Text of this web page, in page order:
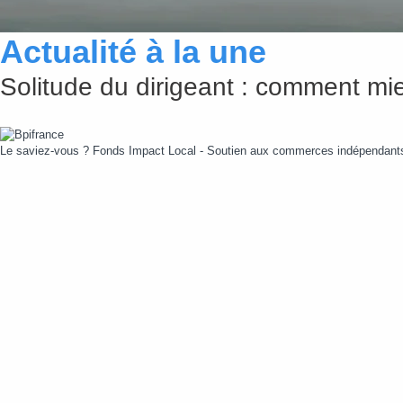
Actualité à la une
Solitude du dirigeant : comment
Le saviez-vous ? Fonds Impact Local - Soutien aux commerces